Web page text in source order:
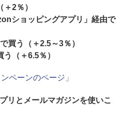
2％）
ショッピングアプリ」経由で
買う（＋2.5～3％）
う（＋6.5％）
ペーンのページ」
リとメールマガジンを使いこ